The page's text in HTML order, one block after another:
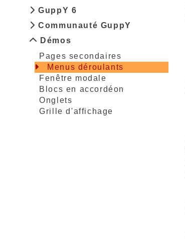
GuppY 6
Communauté GuppY
Démos
Pages secondaires
Menus déroulants
Fenêtre modale
Blocs en accordéon
Onglets
Grille d'affichage